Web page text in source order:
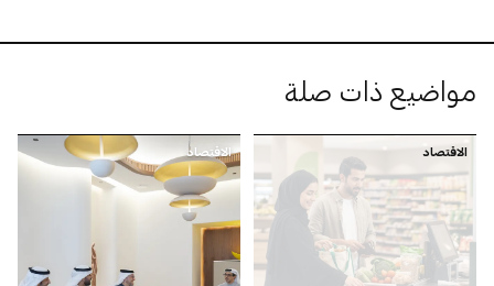
مواضيع ذات صلة
الاقتصاد الاقتصاد